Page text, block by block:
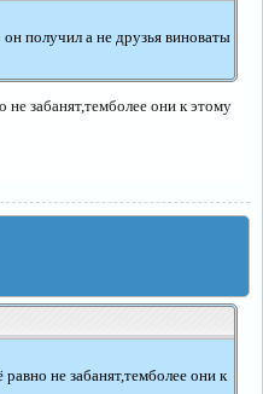
получил а не друзья виноваты
забанят,темболее они к этому
не забанят,темболее они к